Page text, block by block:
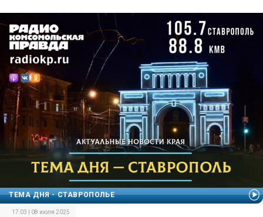
ТЕМА ДНЯ - СТАВРОПОЛЬЕ
17:03 | 08 июля 2025